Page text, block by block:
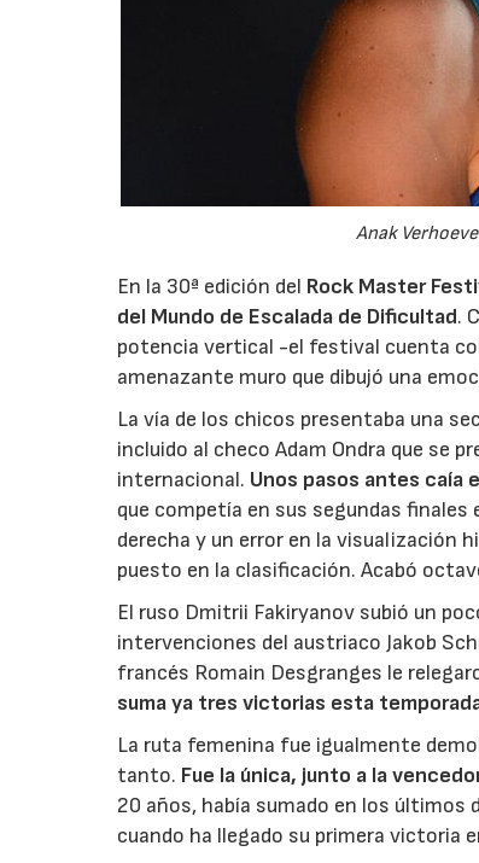
Anak
En la 30ª edición del Rock Master
del Mundo de Escalada de Dificultad.
potencia vertical -el festival cuenta
amenazante muro que dibujó una
La vía de los chicos presentaba una
incluido al checo Adam Ondra que se
internacional. Unos pasos antes caía
que competía en sus segundas
derecha y un error en la visualización
puesto en la clasificación. Acabó
El ruso Dmitrii Fakiryanov subió un
intervenciones del austriaco Jakob
francés Romain Desgranges le
suma ya tres victorias esta
La ruta femenina fue igualmente
tanto. Fue la única, junto a la
20 años, había sumado en los últimos
cuando ha llegado su primera victoria